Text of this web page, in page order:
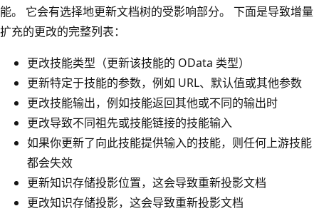
能。 它会有选择地更新文档树的受影响部分。 下面是导致增量
扩充的更改的完整列表：
更改技能类型（更新该技能的 OData 类型）
更新特定于技能的参数，例如 URL、默认值或其他参数
更改技能输出，例如技能返回其他或不同的输出时
更改导致不同祖先或技能链接的技能输入
如果你更新了向此技能提供输入的技能，则任何上游技能
都会失效
更新知识存储投影位置，这会导致重新投影文档
更改知识存储投影，这会导致重新投影文档